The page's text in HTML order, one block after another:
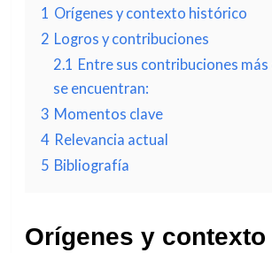
1 Orígenes y contexto histórico
2 Logros y contribuciones
2.1 Entre sus contribuciones
se encuentran:
3 Momentos clave
4 Relevancia actual
5 Bibliografía
Orígenes y contexto